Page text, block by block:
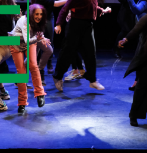
LES
BIENNALE DE
PRESSE